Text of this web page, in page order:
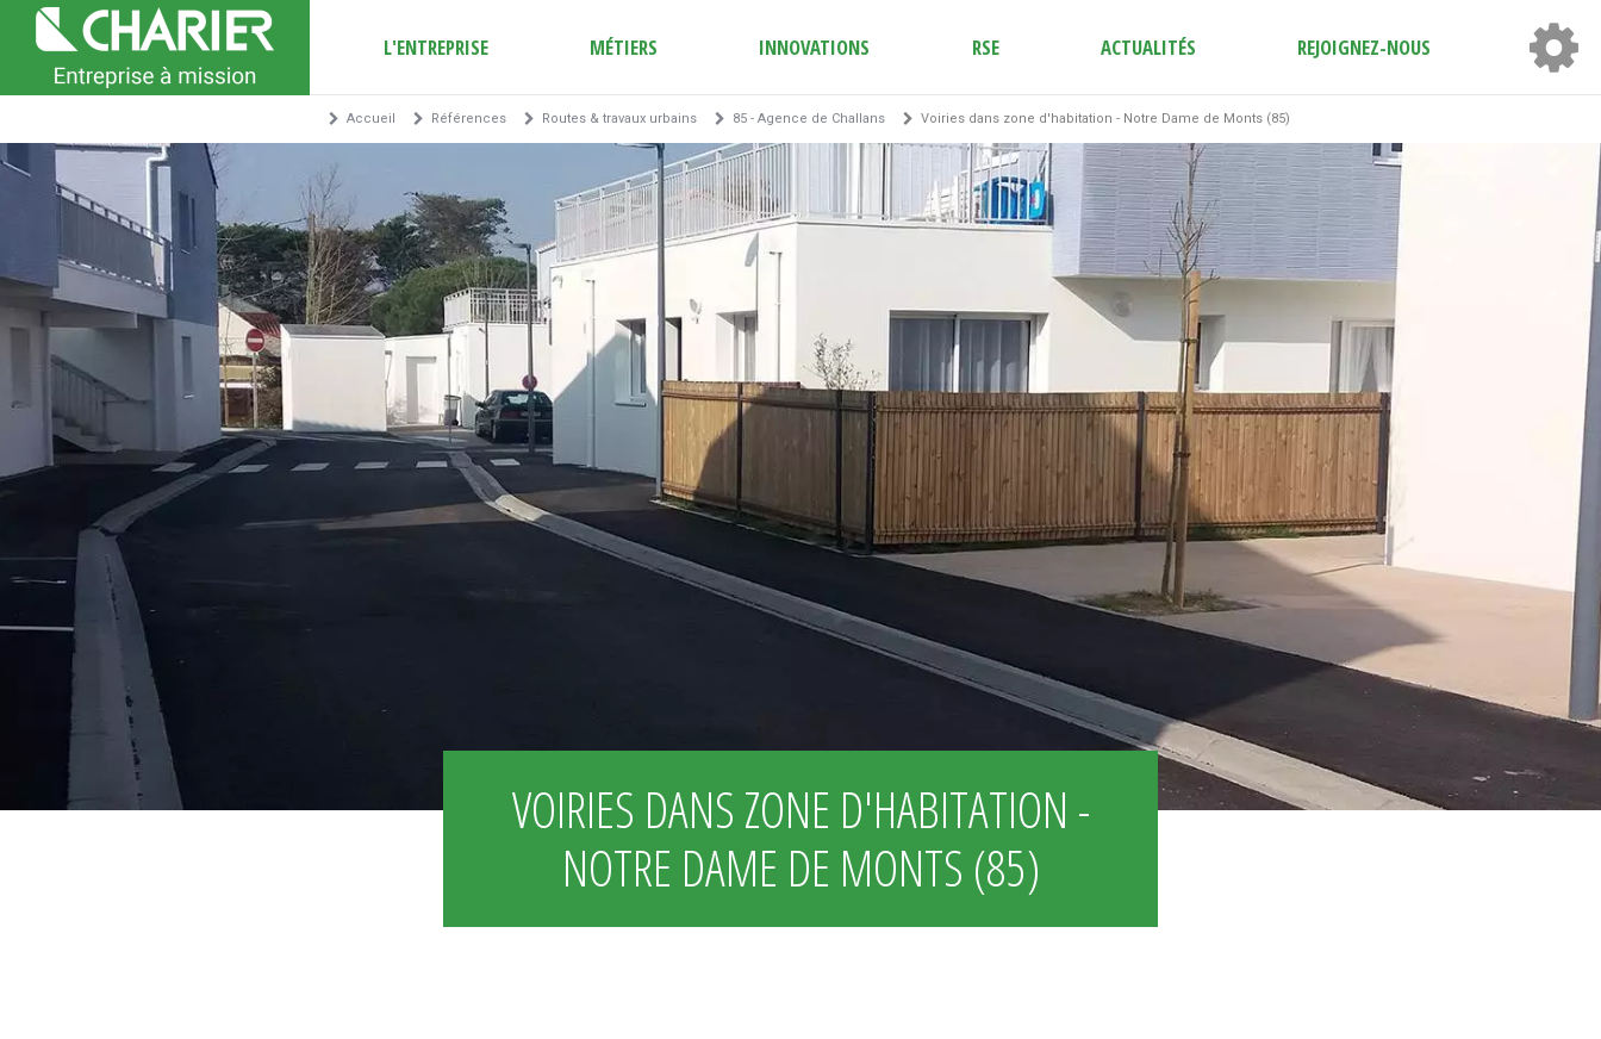
L'ENTREPRISE MÉTIERS INNOVATIONS RSE ACTUALITÉS REJOIGNEZ-NOUS
Accueil Références Routes & travaux urbains 85 - Agence de Challans Voiries dans zone d'habitation - Notre Dame de Monts (85)
VOIRIES DANS ZONE D'HABITATION -
NOTRE DAME DE MONTS (85)